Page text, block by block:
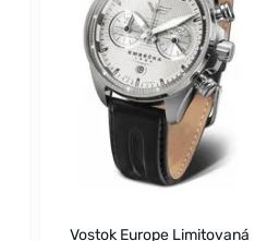
Vostok Europe Limitovaná